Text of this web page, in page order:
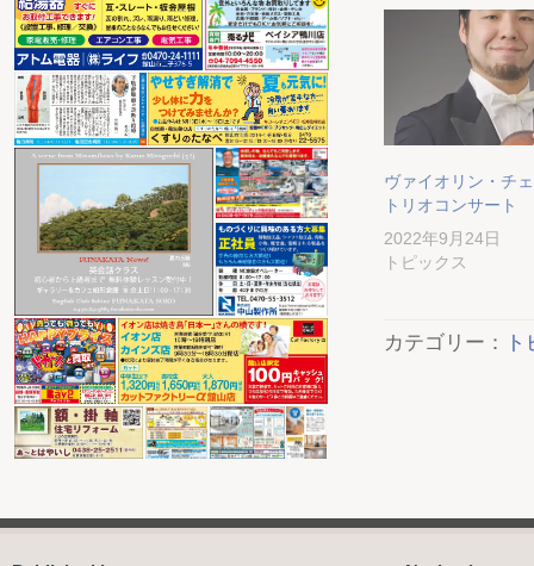
ヴァイオリン・チ
トリオコンサート
2022年9月24日
トピックス
カテゴリー：